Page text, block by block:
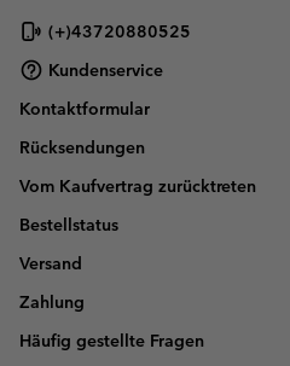
(+)43720880525
Kundenservice
Kontaktformular
Rücksendungen
Vom Kaufvertrag zurücktreten
Bestellstatus
Versand
Zahlung
Häufig gestellte Fragen